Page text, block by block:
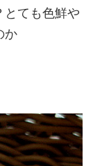
とても色鮮や
か